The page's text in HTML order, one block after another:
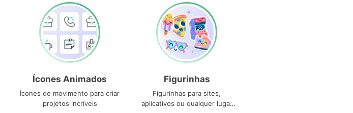
Ícones Animados
Ícones de movimento para criar
projetos incríveis
Figurinhas
Figurinhas para sites,
aplicativos ou qualquer lugar